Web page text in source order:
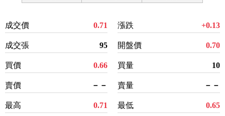
成交價 0.71
成交張 95
買價 0.66
賣價 －－
最高 0.71
漲跌 +0.13
開盤價 0.70
買量 10
賣量 －－
最低 0.65